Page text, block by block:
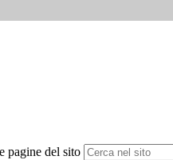
pagine del sito